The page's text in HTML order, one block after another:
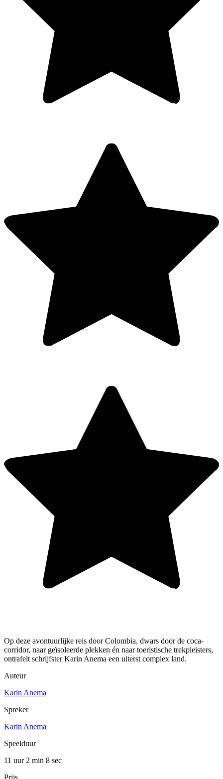
Op deze avontuurlijke reis door Colombia, dwars door de coca-
corridor, naar geïsoleerde plekken én naar toeristische trekpleisters,
ontrafelt schrijfster Karin Anema een uiterst complex land.
Auteur
Karin Anema
Spreker
Karin Anema
Speelduur
11 uur 2 min 8 sec
Prijs